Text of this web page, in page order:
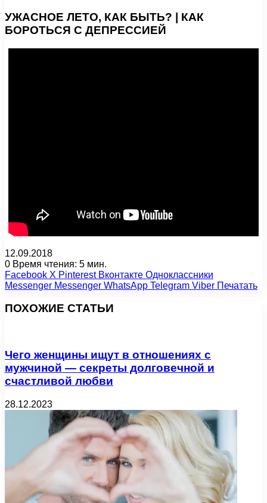
УЖАСНОЕ ЛЕТО, КАК БЫТЬ? | КАК
БОРОТЬСЯ С ДЕПРЕССИЕЙ
12.09.2018
0 Время чтения: 5 мин.
Facebook X Pinterest Вконтакте Одноклассники
Messenger Messenger WhatsApp Telegram Viber Печатать
ПОХОЖИЕ СТАТЬИ
Чего женщины ищут в отношениях с
мужчиной — секреты долговечной и
счастливой любви
28.12.2023